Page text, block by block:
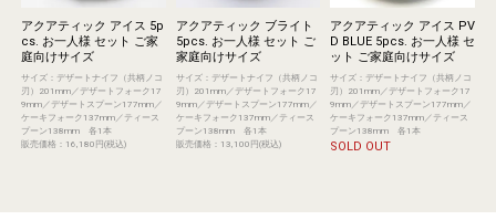
アクアティック アイス 5p
cs. お一人様 セット ご家
庭向けサイズ
サイズ：デザートナイフ（共柄ノコ
刃）201mm／デザートフォーク17
9mm／デザートスプーン177mm／
ケーキフォーク137mm／ティース
プーン138mm 各1本
販売価格：16,180円(税込)
アクアティック ブライト
5pcs. お一人様 セット ご
家庭向けサイズ
サイズ：デザートナイフ（共柄ノコ
刃）201mm／デザートフォーク17
9mm／デザートスプーン177mm／
ケーキフォーク137mm／ティース
プーン138mm 各1本
販売価格：13,100円(税込)
アクアティック アイス PV
D BLUE 5pcs. お一人様 セ
ット ご家庭向けサイズ
サイズ：デザートナイフ（共柄ノコ
刃）201mm／デザートフォーク17
9mm／デザートスプーン177mm／
ケーキフォーク137mm／ティース
プーン138mm 各1本
SOLD OUT